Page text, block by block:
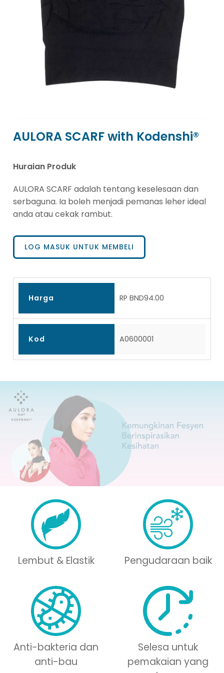
AULORA SCARF with Kodenshi®
Huraian Produk
AULORA SCARF adalah tentang keselesaan dan
serbaguna. Ia boleh menjadi pemanas leher ideal
anda atau cekak rambut.
LOG MASUK UNTUK MEMBELI
Harga RP BND94.00
Kod A0600001
Lembut & Elastik Pengudaraan baik
Anti-bakteria dan
anti-bau
Selesa untuk
pemakaian yang